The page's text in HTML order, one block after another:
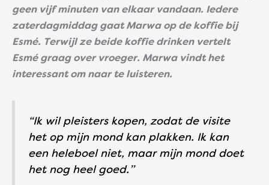
geen vijf minuten van elkaar vandaan. Iedere
zaterdagmiddag gaat Marwa op de koffie bij
Esmé. Terwijl ze beide koffie drinken vertelt
Esmé graag over vroeger. Marwa vindt het
interessant om naar te luisteren.
“Ik wil pleisters kopen, zodat de visite
het op mijn mond kan plakken. Ik kan
een heleboel niet, maar mijn mond doet
het nog heel goed.’’